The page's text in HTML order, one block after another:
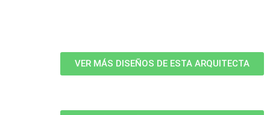
VER MÁS DISEÑOS DE ESTA ARQUITECTA